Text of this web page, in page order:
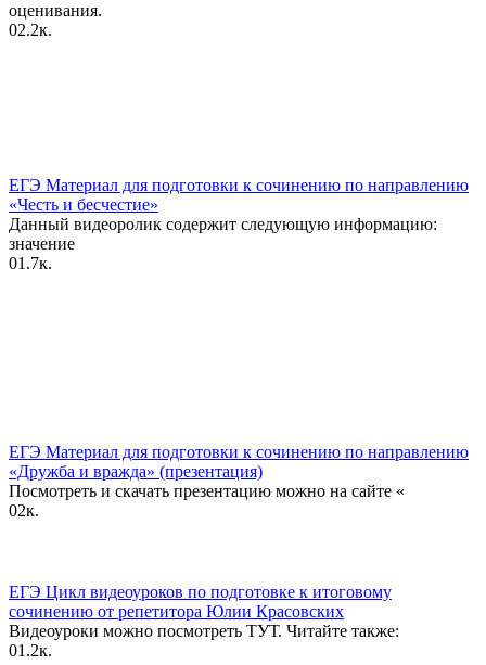
оценивания.
02.2к.
ЕГЭ Материал для подготовки к сочинению по направлению
«Честь и бесчестие»
Данный видеоролик содержит следующую информацию:
значение
01.7к.
ЕГЭ Материал для подготовки к сочинению по направлению
«Дружба и вражда» (презентация)
Посмотреть и скачать презентацию можно на сайте «
02к.
ЕГЭ Цикл видеоуроков по подготовке к итоговому
сочинению от репетитора Юлии Красовских
Видеоуроки можно посмотреть ТУТ. Читайте также:
01.2к.